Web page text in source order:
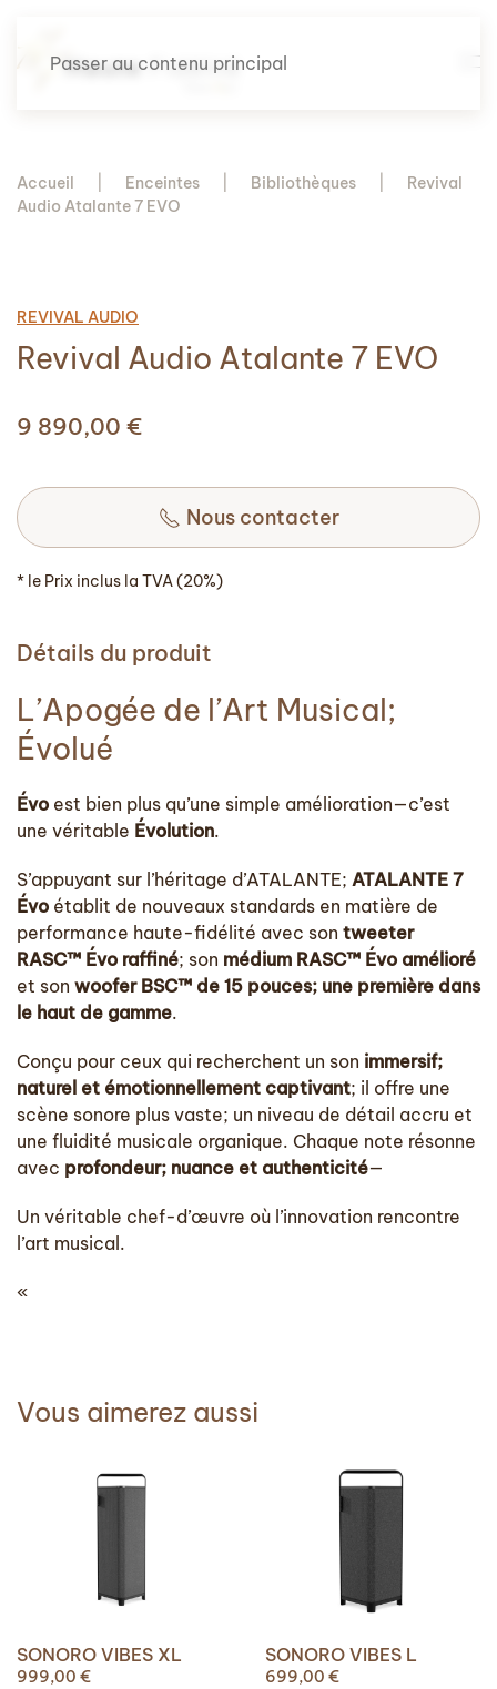
Passer au contenu principal
Accueil Enceintes Bibliothèques
Revival
Audio Atalante 7 EVO
REVIVAL AUDIO
Revival Audio Atalante 7 EVO
9 890,00 €
Nous contacter
* le Prix inclus la TVA (20%)
Détails du produit
L’Apogée de l’Art Musical;
Évolué
Évo est bien plus qu’une simple amélioration—c’est
une véritable Évolution.
S’appuyant sur l’héritage d’ATALANTE; ATALANTE 7
Évo établit de nouveaux standards en matière de
performance haute-fidélité avec son tweeter
RASC™ Évo raffiné; son médium RASC™ Évo amélioré
et son woofer BSC™ de 15 pouces; une première dans
le haut de gamme.
Conçu pour ceux qui recherchent un son immersif;
naturel et émotionnellement captivant; il offre une
scène sonore plus vaste; un niveau de détail accru et
une fluidité musicale organique. Chaque note résonne
avec profondeur; nuance et authenticité—
Un véritable chef-d’œuvre où l’innovation rencontre
l’art musical.
«
Vous aimerez aussi
SONORO VIBES XL
999,00 €
SONORO VIBES L
699,00 €